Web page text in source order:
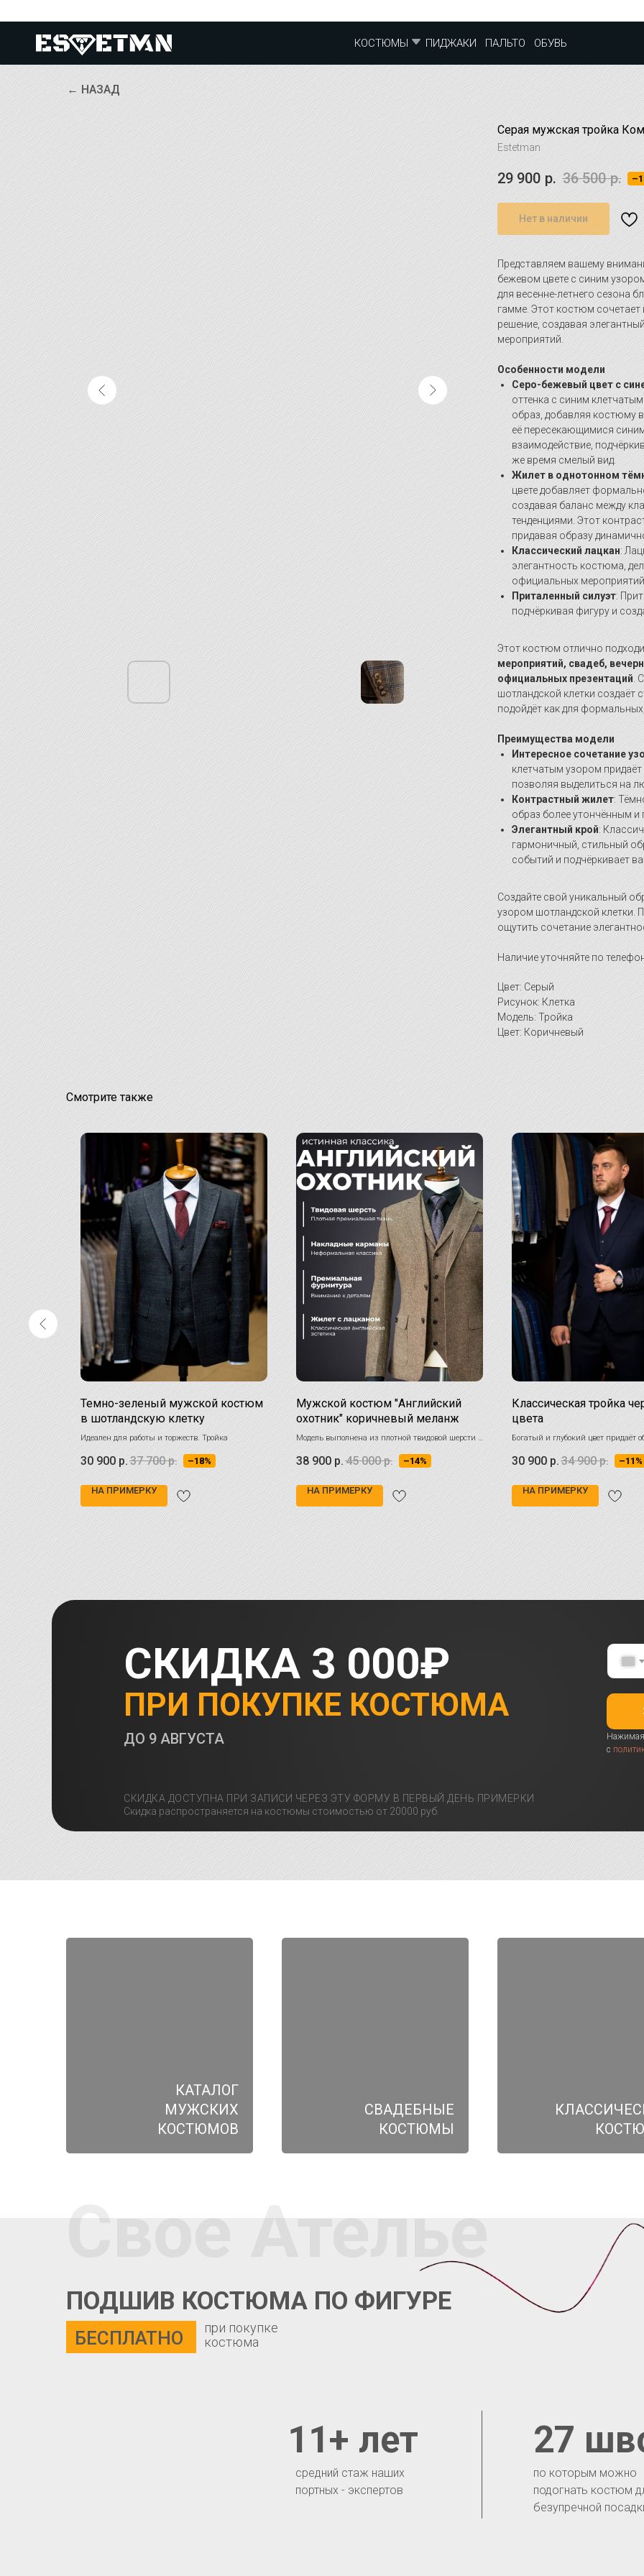
КОСТЮМЫ ПИДЖАКИ ПАЛЬТО ОБУВЬ
← НАЗАД
Серая мужская тройка
Estetman
29 900 р. 36 500 р.
Нет в наличии
Представляем вашему
бежевом цвете с синим
для весенне-летнего сезона
гамме. Этот костюм сочетает
решение, создавая
мероприятий.
Особенности модели
Серо-бежевый цвет с
оттенка с синим
образ, добавляя костюму
её пересекающимися
взаимодействие,
же время смелый вид.
Жилет в однотонном
цвете добавляет
создавая баланс между
тенденциями. Этот
придавая образу
Классический лацкан:
элегантность костюма,
официальных
Приталенный силуэт:
подчёркивая фигуру и
Этот костюм отлично
мероприятий, свадеб,
официальных презентаций.
шотландской клетки
подойдёт как для
Преимущества модели
Интересное сочетание
клетчатым узором
позволяя выделиться на
Контрастный жилет:
образ более утончённым
Элегантный крой:
гармоничный, стильный
событий и подчёркивает
Создайте свой уникальный
узором шотландской клетки.
ощутить сочетание
Наличие уточняйте по
Цвет: Серый
Рисунок: Клетка
Модель: Тройка
Цвет: Коричневый
Смотрите также
и
Темно-зеленый мужской костюм
в шотландскую клетку
Идеален для работы и торжеств. Тройка
30 900 р. 37 700 р. –18%
НА ПРИМЕРКУ
Мужской костюм "Английский
охотник" коричневый меланж
Модель выполнена из плотной твидовой шерсти с
выразительной зернистой фактурой
38 900 р. 45 000 р. –14%
НА ПРИМЕРКУ
Классическая тройка
цвета
Богатый и глубокий цвет придаёт
статусность и сдержанную
30 900 р.34 900 р. –11%
НА ПРИМЕРКУ
ПРИ ПОКУПКЕ КОСТЮМА
СКИДКА 3 000₽
СКИДКА ДОСТУПНА ПРИ ЗАПИСИ ЧЕРЕЗ ЭТУ ФОРМУ В ПЕРВЫЙ ДЕНЬ ПРИМЕРКИ
Скидка распространяется на костюмы стоимостью от 20000 руб.
ДО 9 АВГУСТА
Нажимая
с
КАТАЛОГ
МУЖСКИХ
КОСТЮМОВ
СВАДЕБНЫЕ
КОСТЮМЫ
Свое Ателье
ПОДШИВ КОСТЮМА ПО ФИГУРЕ
БЕСПЛАТНО
по которым можно
подогнать костюм
безупречной
27
средний стаж наших
портных - экспертов
11+ лет
при покупке
костюма